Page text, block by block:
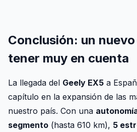
Conclusión: un
tener muy en cuenta
La llegada del Geely EX5 a
capítulo en la expansión de las
nuestro país. Con una
segmento (hasta 610 km), 5